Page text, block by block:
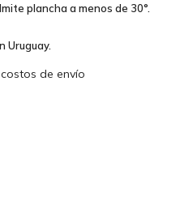
plancha a menos de 30°.
Uruguay.
de envío